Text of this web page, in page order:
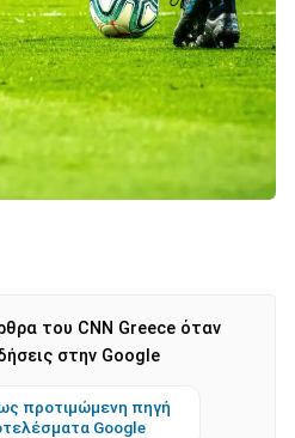
του CNN Greece όταν
στην Google
προτιμώμενη πηγή
Google